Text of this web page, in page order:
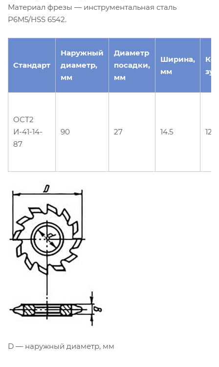
Материал фрезы — инструментальная сталь
Р6М5/HSS 6542.
Стандарт
Наружный
диаметр,
мм
Диаметр
посадки,
мм
Ширина,
мм
ОСТ2
И-41-14-
87
90 27 14.5 12
D — наружный диаметр, мм